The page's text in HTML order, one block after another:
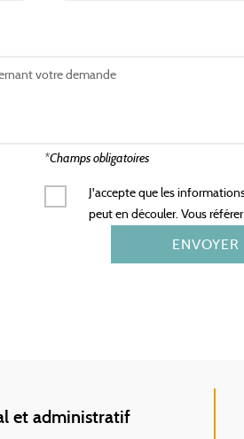
*Champs obligatoires
J'accepte que les
peut en découler. Vous
et administratif